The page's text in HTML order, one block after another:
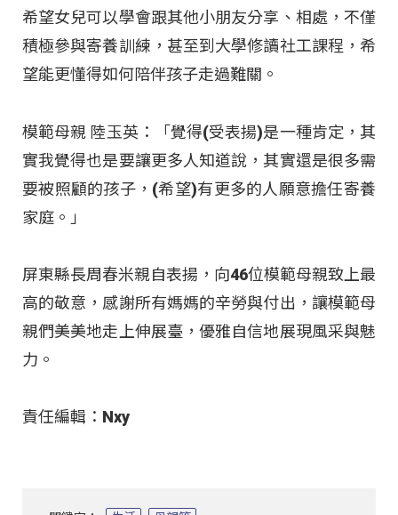
希望女兒可以學會跟其他小朋友分享、相處，不僅
積極參與寄養訓練，甚至到大學修讀社工課程，希
望能更懂得如何陪伴孩子走過難關。
模範母親 陸玉英：「覺得(受表揚)是一種肯定，其
實我覺得也是要讓更多人知道說，其實還是很多需
要被照顧的孩子，(希望)有更多的人願意擔任寄養
家庭。」
屏東縣長周春米親自表揚，向46位模範母親致上最
高的敬意，感謝所有媽媽的辛勞與付出，讓模範母
親們美美地走上伸展臺，優雅自信地展現風采與魅
力。
責任編輯：Nxy